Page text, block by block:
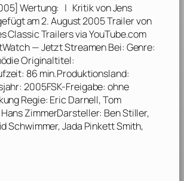
Wertung: | Kritik von Jens
am 2. August 2005 Trailer von
Classic Trailers via YouTube.com
— Jetzt Streamen Bei: Genre:
Originaltitel:
86 min.Produktionsland:
2005FSK-Freigabe: ohne
Regie: Eric Darnell, Tom
ZimmerDarsteller: Ben Stiller,
Schwimmer, Jada Pinkett Smith,